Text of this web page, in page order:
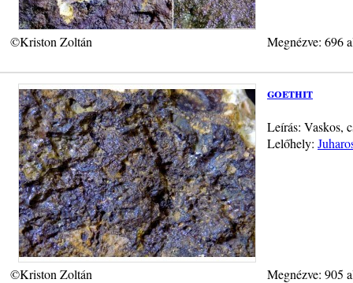
©Kriston Zoltán Megnézve: 696
goethit
Leírás: Vaskos,
Lelőhely:
©Kriston Zoltán Megnézve: 905